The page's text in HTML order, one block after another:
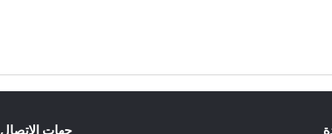
جهات الإتصال